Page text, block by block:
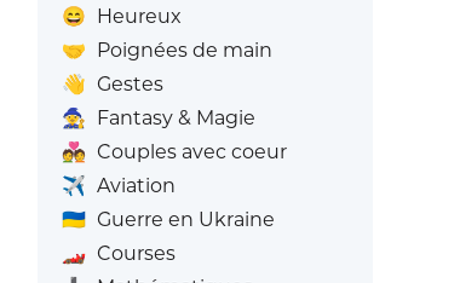
😄 Heureux
🤝 Poignées de main
👋 Gestes
🧙 Fantasy & Magie
💑 Couples avec coeur
✈️ Aviation
🇺🇦 Guerre en Ukraine
🏎️ Courses